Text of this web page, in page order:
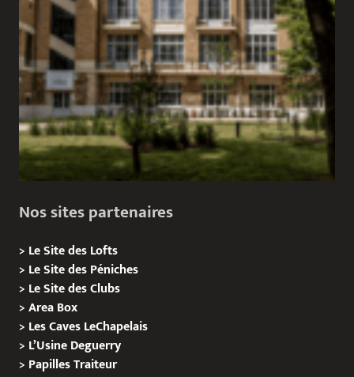
Nos sites partenaires
> Le Site des Lofts
> Le Site des Péniches
> Le Site des Clubs
>Area Box
> Les Caves LeChapelais
> L’Usine Deguerry
> PapillesTraiteur